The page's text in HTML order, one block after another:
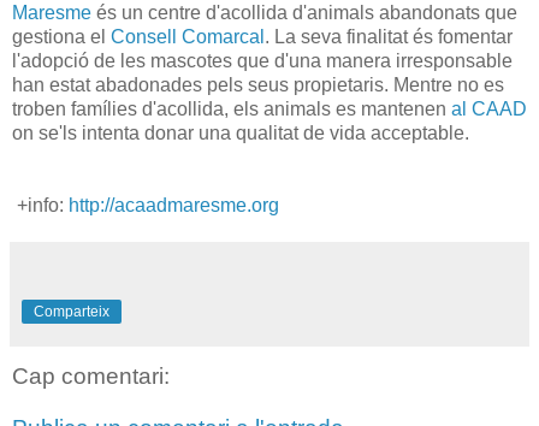
Maresme és un centre d'acollida d'animals abandonats que
gestiona el Consell Comarcal . La seva finalitat és fomentar
l'adopció de les mascotes que d'una manera irresponsable
han estat abadonades pels seus propietaris. Mentre no es
troben famílies d'acollida, els animals es mantenen al CAAD
on se'ls intenta donar una qualitat de vida acceptable.
+info: http://acaadmaresme.org
Comparteix
Cap comentari: